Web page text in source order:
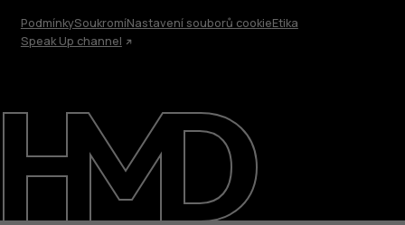
O nás
Oprava, opětovné použití, recyklace
Podpora
Czech Republic
PodmínkySoukromíNastavení souborů cookieEtika
Speak Up channel